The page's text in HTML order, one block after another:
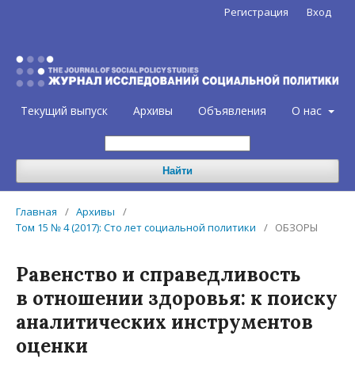
Текущий выпуск Архивы Объявления О нас
Найти
Регистрация Вход
Главная / Архивы
/
Том 15 № 4 (2017): Сто лет социальной политики
/ ОБЗОРЫ
Равенство и справедливость
в отношении здоровья: к поиску
аналитических инструментов
оценки